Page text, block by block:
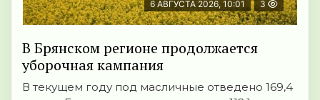
6 АВГУСТА 2026, 10:01 3
В Брянском регионе продолжается
уборочная кампания
В текущем году под масличные отведено 169,4